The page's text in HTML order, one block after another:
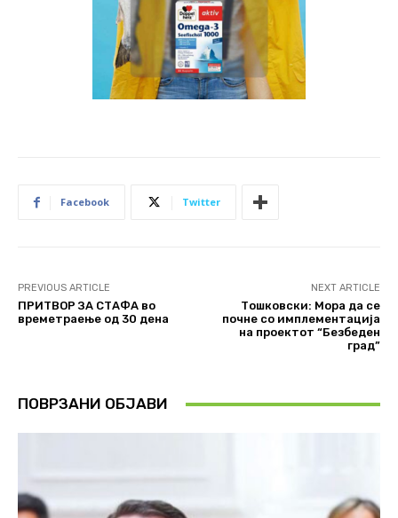
Facebook Twitter
PREVIOUS ARTICLE
ПРИТВОР ЗА СТАФА во
времетраење од 30 дена
NEXT ARTICLE
Тошковски: Мора да се
почне со имплементација
на проектот “Безбеден
град”
ПОВРЗАНИ ОБЈАВИ